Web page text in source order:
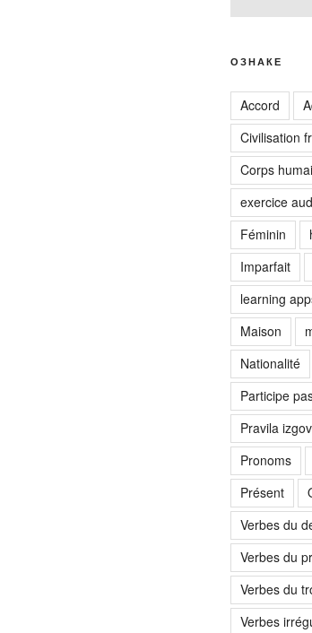
ОЗНАКЕ
Accord
Civilisation
Corps
exercice
Féminin
Imparfait
learning
Maison
Nationalité
Participe
Pravila
Pronoms
Présent
Verbes du
Verbes du
Verbes du
Verbes